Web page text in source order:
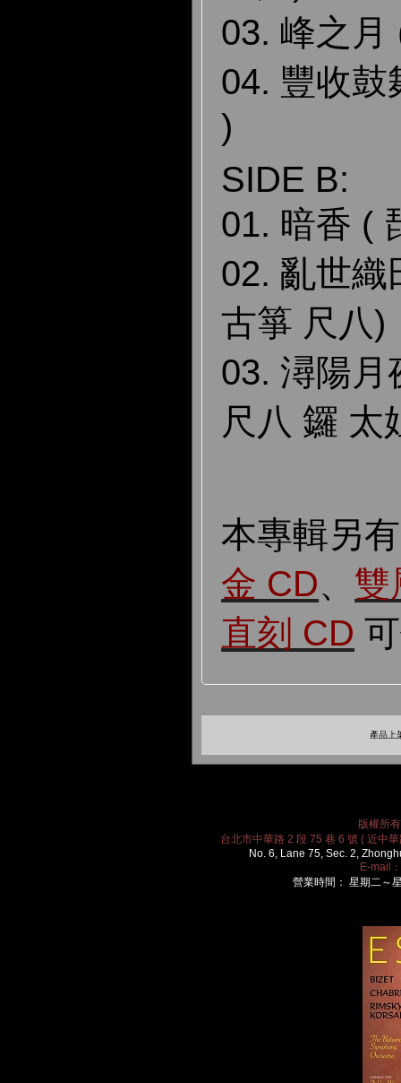
03. 峰之月
04. 豐收鼓
)
SIDE B:
01. 暗香 (
02. 亂世織
古箏 尺八)
03. 潯陽月
尺八 鑼 太
本專輯另
金 CD、 雙
直刻 CD
產品上
版權所
台北市中華路 2 段 75 巷 6 號 ( 近中
No. 6, Lane 75, Sec. 2,
E-mail：
營業時間： 星期二～